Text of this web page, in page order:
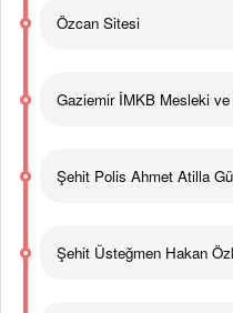
Özcan Sitesi
Gaziemir İMKB Mesleki
Şehit Polis Ahmet Atilla
Şehit Üsteğmen Hakan